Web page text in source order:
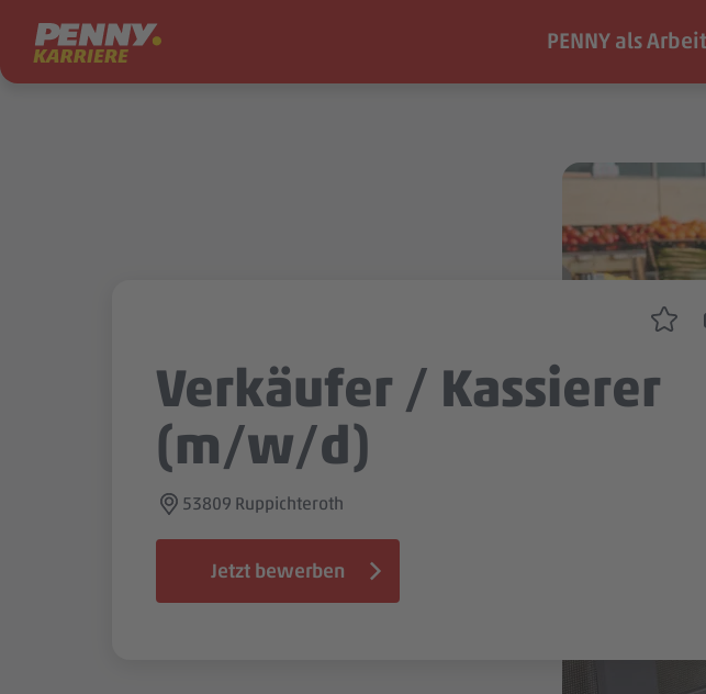
Zum Inhalt springen PENNY als
Verkäufer / Kassierer
(m/w/d)
53809 Ruppichteroth
Jetzt bewerben